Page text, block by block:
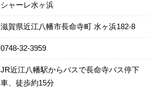
シャーレ水ヶ浜
滋賀県近江八幡市長命寺町 水ヶ浜182-8
0748-32-3959
JR近江八幡駅からバスで長命寺バス停下
車、徒歩約15分